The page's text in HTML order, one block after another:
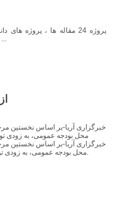
پروژه 24 مقاله ها ،
سپس در دسترسی دانشجویان قرار میدهد ...
خبرگزاری آریا-بر اساس نخستین
محل بودجه عمومی، به زودی
خبرگزاری آریا-بر اساس نخستین
محل بودجه عمومی، به زودی توزیع شیر در مدارس سطح کشور آغاز می شود.